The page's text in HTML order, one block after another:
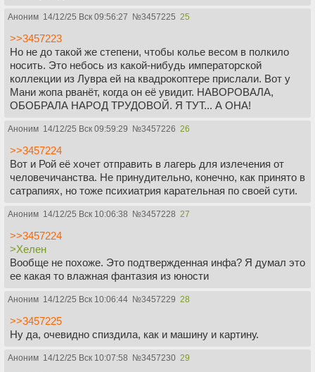
Аноним 14/12/25 Вск 09:56:27 №3457225 25
>>3457223
Но не до такой же степени, чтобы колье весом в полкило
носить. Это небось из какой-нибудь императорской
коллекции из Лувра ей на квадрокоптере прислали. Вот у
Мани жопа рванёт, когда он её увидит. НАВОРОВАЛА,
ОБОБРАЛА НАРОД ТРУДОВОЙ. Я ТУТ... А ОНА!
Аноним 14/12/25 Вск 09:59:29 №3457226 26
>>3457224
Вот и Рой её хочет отправить в лагерь для излечения от
человечичанства. Не принудительно, конечно, как принято в
сатрапиях, но тоже психиатрия карательная по своей сути.
Аноним 14/12/25 Вск 10:06:38 №3457228 27
>>3457224
>Хелен
Вообще не похоже. Это подтвержденная инфа? Я думал это
ее какая то влажная фантазия из юности
Аноним 14/12/25 Вск 10:06:44 №3457229 28
>>3457225
Ну да, очевидно спиздила, как и машину и картину.
Аноним 14/12/25 Вск 10:07:58 №3457230 29